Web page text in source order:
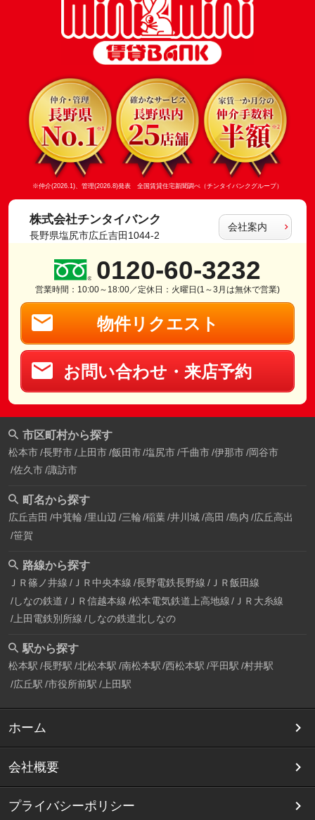
※仲介(2026.1)、管理(2026.8)発表 全国賃貸住宅新聞調べ（チンタイバンクグループ）
株式会社チンタイバンク
長野県塩尻市広丘吉田1044-2
会社案内
0120-60-3232
営業時間：10:00～18:00／定休日：火曜日(1～3月は無休で営業)
物件リクエスト
お問い合わせ・来店予約
市区町村から探す
松本市 長野市 上田市 飯田市 塩尻市 千曲市 伊那市 岡谷市
佐久市 諏訪市
町名から探す
広丘吉田 中箕輪 里山辺 三輪 稲葉 井川城 高田 島内 広丘高出
笹賀
路線から探す
ＪＲ篠ノ井線 ＪＲ中央本線 長野電鉄長野線 ＪＲ飯田線
しなの鉄道 ＪＲ信越本線 松本電気鉄道上高地線
ＪＲ大糸線
上田電鉄別所線 しなの鉄道北しなの
駅から探す
松本駅 長野駅 北松本駅 南松本駅 西松本駅 平田駅 村井駅
広丘駅 市役所前駅 上田駅
ホーム
会社概要
プライバシーポリシー